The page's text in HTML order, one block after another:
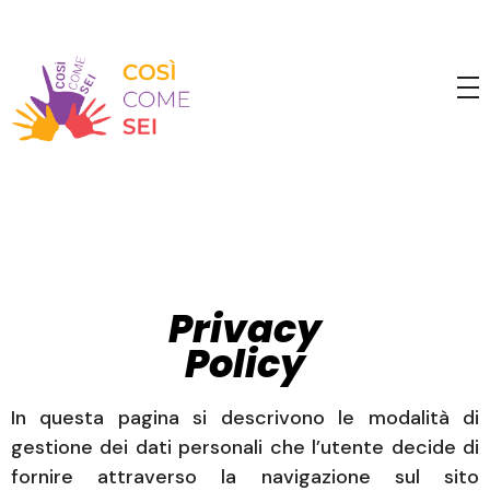
Privacy
Policy
In questa pagina si descrivono le modalità di
gestione dei dati personali che l’utente decide di
fornire attraverso la navigazione sul sito